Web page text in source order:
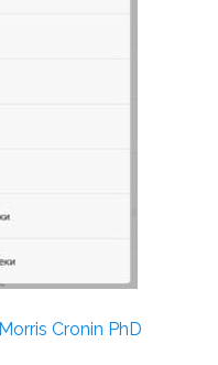
Morris Cronin PhD